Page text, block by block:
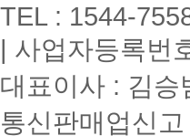
TEL : 1544-
| 사업자등록번
대표이사 : 김
통신판매업신